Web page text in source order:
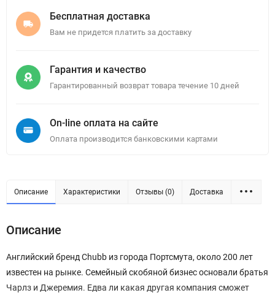
Бесплатная доставка
Вам не придется платить за доставку
Гарантия и качество
Гарантированный возврат товара течение 10 дней
On-line оплата на сайте
Оплата производится банковскими картами
Описание Характеристики Отзывы (0) Доставка
Описание
Английский бренд Chubb из города Портсмута, около 200 лет
известен на рынке. Семейный скобяной бизнес основали братья
Чарлз и Джеремия. Едва ли какая другая компания сможет